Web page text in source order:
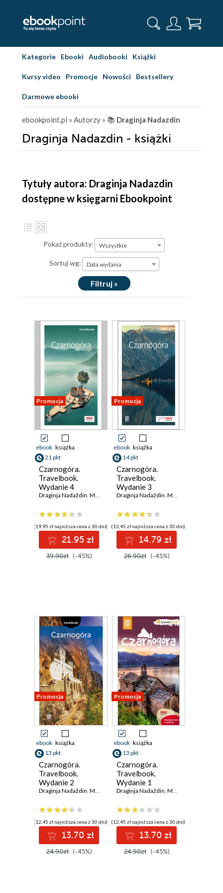
Kategorie Ebooki Audiobooki Książki
Kursy video Promocje Nowości Bestsellery
Darmowe ebooki
ebookpoint.pl » Autorzy » 📚 Draginja Nadazdin
Draginja Nadazdin - książki
Tytuły autora: Draginja Nadazdin
dostępne w księgarni Ebookpoint
Pokaż produkty: Wszystkie
Sortuj wg: Data wydania
Filtruj »
Promocja
ebook książka
21 pkt
Czarnogóra.
Travelbook.
Wydanie 4
Draginja Nadaždin, Maciej Niedźwiecki ,Krzysztof Bzowski
(19,95 zł najniższa cena z 30 dni)
21.95 zł
39.90zł (-45%)
Promocja
ebook książka
14 pkt
Czarnogóra.
Travelbook.
Wydanie 3
Draginja Nadaždin, Maciej Niedźwiecki
(13,45 zł najniższa cena z 30 dni)
14.79 zł
26.90zł (-45%)
Promocja
ebook książka
13 pkt
Czarnogóra.
Travelbook.
Wydanie 2
Draginja Nadaždin, Maciej Niedźwiecki ,Krzysztof Bzowski
(12,45 zł najniższa cena z 30 dni)
13.70 zł
24.90zł (-45%)
Promocja
ebook książka
13 pkt
Czarnogóra.
Travelbook.
Wydanie 1
Draginja Nadaždin, Maciej Niedźwiecki
(12,45 zł najniższa cena z 30 dni)
13.70 zł
24.90zł (-45%)